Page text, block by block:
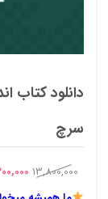
سرچ
13,800,000 قیمت